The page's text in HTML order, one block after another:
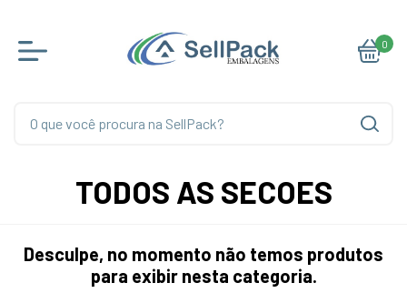
0
TODOS AS SECOES
Desculpe, no momento não temos produtos
para exibir nesta categoria.